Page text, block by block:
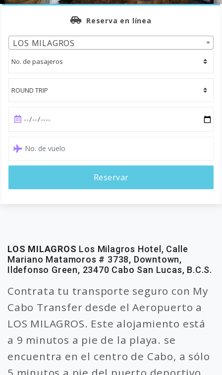
Reserva en línea
LOS MILAGROS
Reservar
LOS MILAGROS Los Milagros Hotel, Calle
Mariano Matamoros # 3738, Downtown,
Ildefonso Green, 23470 Cabo San Lucas, B.C.S.
Contrata tu transporte seguro con My
Cabo Transfer desde el Aeropuerto a
LOS MILAGROS. Este alojamiento está
a 9 minutos a pie de la playa. se
encuentra en el centro de Cabo, a sólo